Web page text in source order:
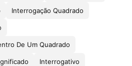
Interrogação Quadrado
De Um Quadrado
Interrogativo